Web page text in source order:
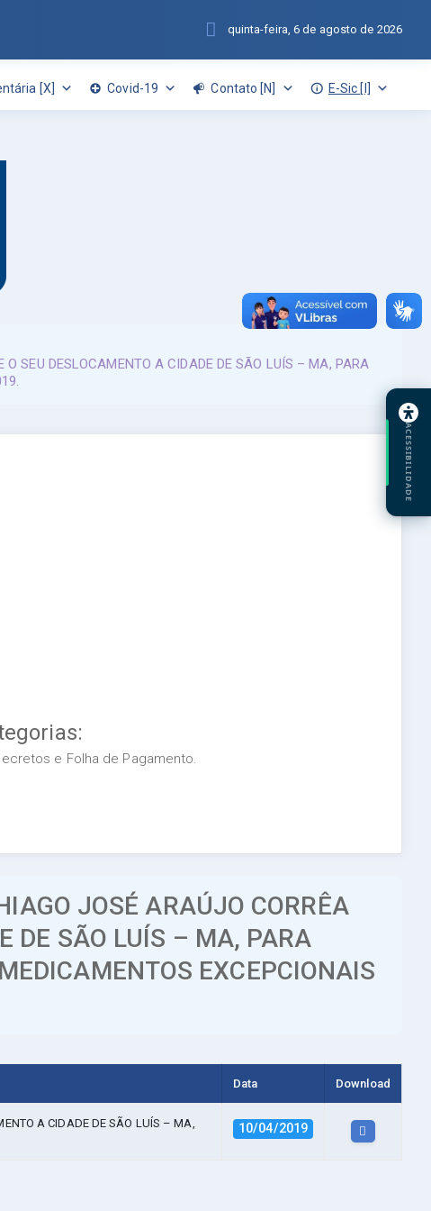
[X] Covid-19 Contato [N] E-Sic [I]
quinta-feira, 6 de agosto de 2026
SEU DESLOCAMENTO A CIDADE DE SÃO LUÍS – MA, PARA
e Folha de Pagamento.
JOSÉ ARAÚJO CORRÊA
DE SÃO LUÍS – MA, PARA
EXCEPCIONAIS
Data Download
A CIDADE DE SÃO LUÍS – MA,
10/04/2019
ACESSIBILIDADE